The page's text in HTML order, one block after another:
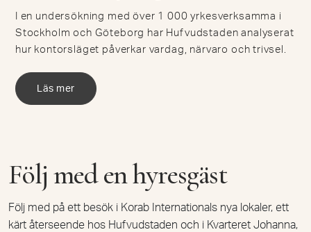
I en undersökning med över 1 000 yrkesverksamma i
Stockholm och Göteborg har Hufvudstaden analyserat
hur kontorsläget påverkar vardag, närvaro och trivsel.
Läs mer
Följ med en hyresgäst
Följ med på ett besök i Korab Internationals nya lokaler, ett
kärt återseende hos Hufvudstaden och i Kvarteret Johanna,